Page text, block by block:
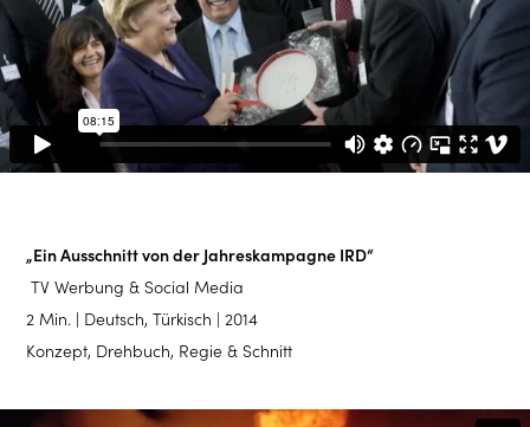
„Ein Ausschnitt von der Jahreskampagne IRD“
TV Werbung & Social Media
2 Min. | Deutsch, Türkisch | 2014
Konzept, Drehbuch, Regie & Schnitt